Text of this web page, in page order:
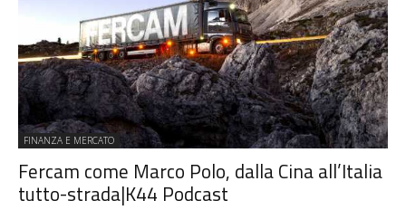
FINANZA E MERCATO
Fercam come Marco Polo, dalla Cina all’Italia
tutto-strada|K44 Podcast